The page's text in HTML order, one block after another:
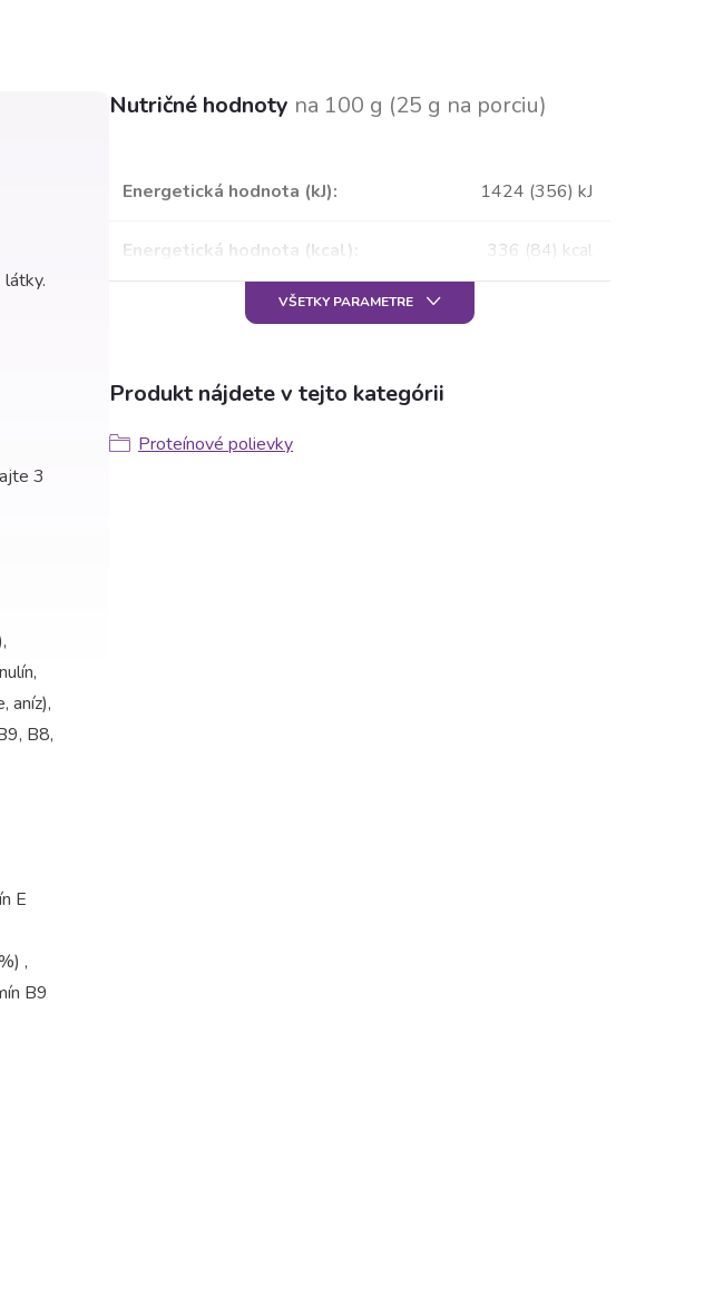
3
aníz),
B8,
E
,
B9
Nutričné hodnoty na 100 g (25 g na porciu)
Energetická hodnota (kJ): 1424 (356) kJ
Energetická hodnota (kcal) 336 (84) kcal
VŠETKY PARAMETRE
Produkt nájdete v tejto kategórii
Proteínové polievky